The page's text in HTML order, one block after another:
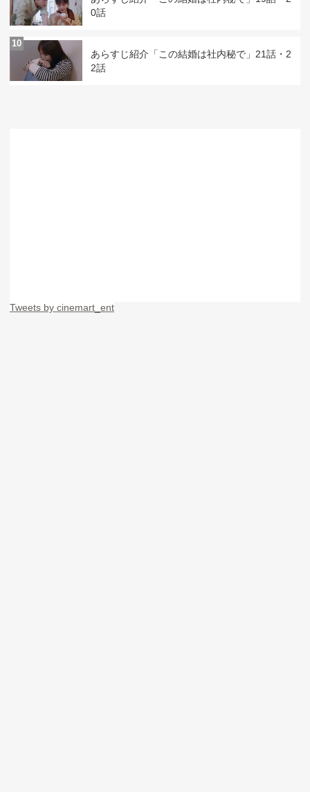
0話
10
あらすじ紹介「この結婚は社内秘で」21話・2
2話
Tweets by cinemart_ent